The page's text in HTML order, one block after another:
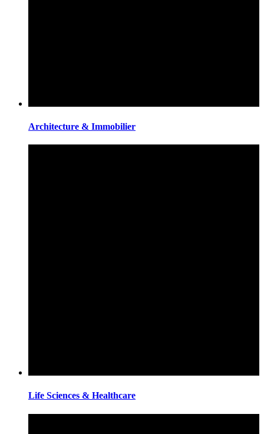
Architecture & Immobilier
Life Sciences & Healthcare